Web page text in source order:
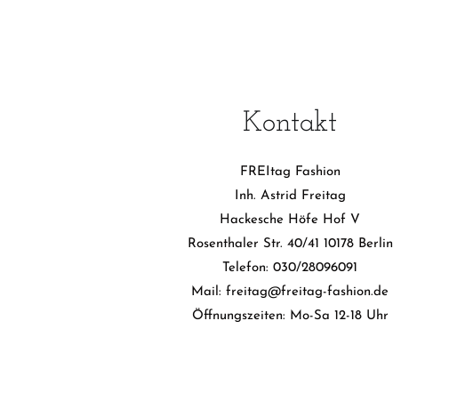
Kontakt
FREItag Fashion
Inh. Astrid Freitag
Hackesche Höfe Hof V
Rosenthaler Str. 40/41 10178 Berlin
Telefon: 030/28096091
Mail: freitag@freitag-fashion.de
Öffnungszeiten: Mo-Sa 12-18 Uhr